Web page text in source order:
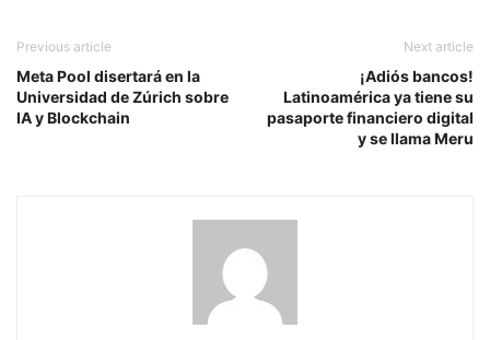
Previous article
Meta Pool disertará en la
Universidad de Zúrich sobre
IA y Blockchain
Next article
¡Adiós bancos!
Latinoamérica ya tiene su
pasaporte financiero digital
y se llama Meru